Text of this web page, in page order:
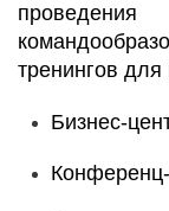
тренингов
Бизнес-